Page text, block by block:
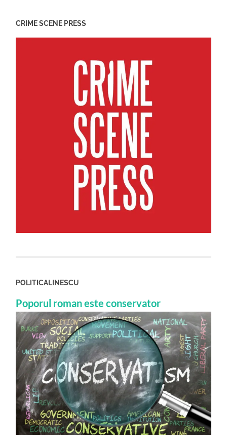
CRIME SCENE PRESS
POLITICALINESCU
Poporul roman este conservator